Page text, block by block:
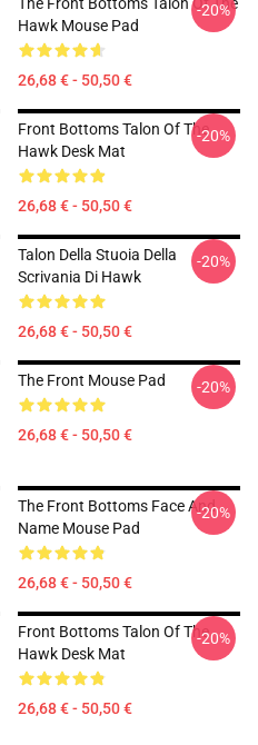
Hawk Mouse Pad
26,68 € - 50,50 €
-20%
Front Bottoms Talon Of The
Hawk Desk Mat
26,68 € - 50,50 €
-20%
Talon Della Stuoia Della
Scrivania Di Hawk
26,68 € - 50,50 €
-20%
The Front Mouse Pad
26,68 € - 50,50 €
-20%
The Front Bottoms Face And
Name Mouse Pad
26,68 € - 50,50 €
-20%
Front Bottoms Talon Of The
Hawk Desk Mat
26,68 € - 50,50 €
-20%